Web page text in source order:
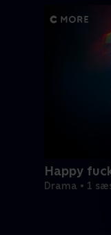
Happy
Drama • 1